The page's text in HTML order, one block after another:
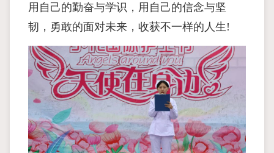
用自己的勤奋与学识，用自己的信念与坚
韧，勇敢的面对未来，收获不一样的人生!